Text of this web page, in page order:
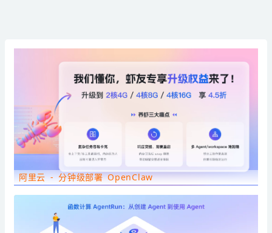
阿里云 - 分钟级部署 OpenClaw